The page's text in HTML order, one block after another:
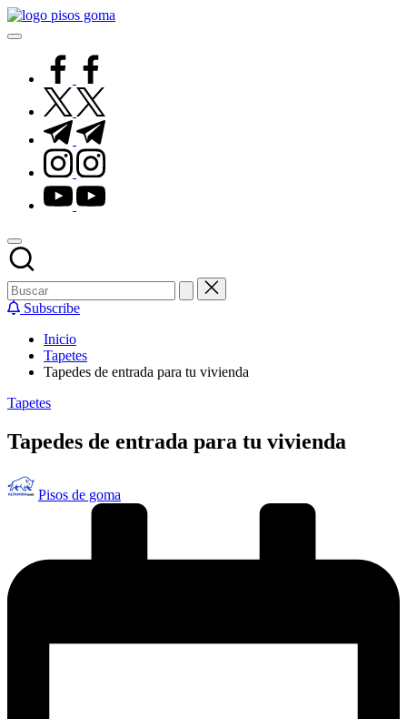
Saltar
al
facebook.com
twitter.com
t.me
instagram.com
youtube.com
Subscribe
Inicio
Tapetes
Tapedes de entrada para tu vivienda
Publicado
Tapetes
Tapedes de entrada para tu vivienda
Publicado
por
Pisos de goma